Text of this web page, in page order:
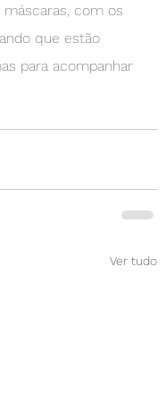
com os
que estão
para acompanhar
Ver tudo